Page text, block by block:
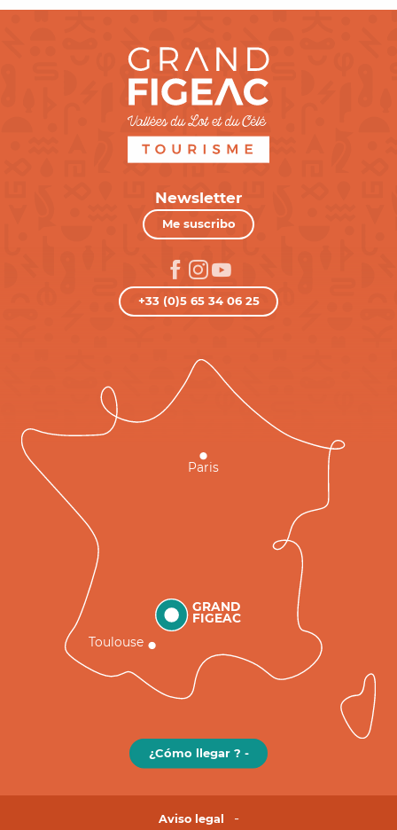
Newsletter
Me suscribo
+33 (0)5 65 34 06 25
GRAND
FIGEAC
Toulouse
Paris
¿Cómo llegar ? -
Aviso legal